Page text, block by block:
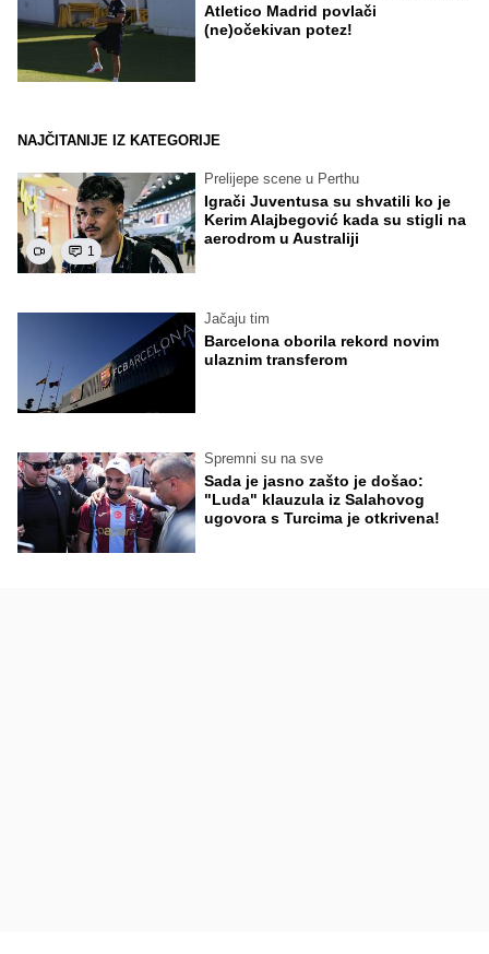
Atletico Madrid povlači
(ne)očekivan potez!
NAJČITANIJE IZ KATEGORIJE
1
Prelijepe scene u Perthu
Igrači Juventusa su shvatili ko je
Kerim Alajbegović kada su stigli na
aerodrom u Australiji
Jačaju tim
Barcelona oborila rekord novim
ulaznim transferom
Spremni su na sve
Sada je jasno zašto je došao:
"Luda" klauzula iz Salahovog
ugovora s Turcima je otkrivena!